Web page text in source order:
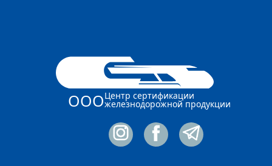
ОООЦентр сертификации
железнодорожной продукции